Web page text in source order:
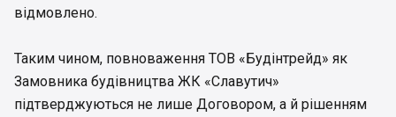
відмовлено.
Таким чином, повноваження ТОВ «Будінтрейд» як
Замовника будівництва ЖК «Славутич»
підтверджуються не лише Договором, а й рішенням